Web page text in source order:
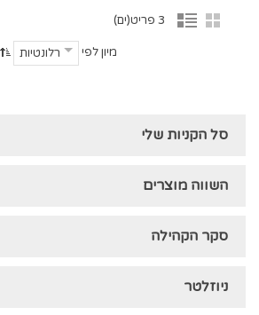
3 פריט(ים)
מיון לפי רלונטיות
סל הקניות שלי
השווה מוצרים
סקר הקהילה
ניוזלטר